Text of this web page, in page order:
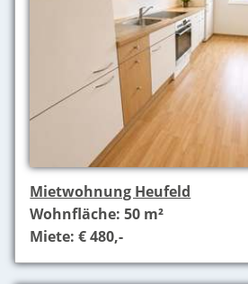
Mietwohnung Heufeld
Wohnfläche: 50 m²
Miete: € 480,-